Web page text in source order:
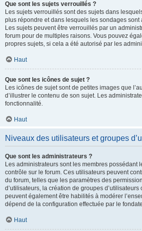
Que sont les sujets verrouillés ?
Les sujets verrouillés sont des sujets dans
plus répondre et dans lesquels les sondages sont
Les sujets peuvent être verrouillés par un
forum pour de multiples raisons. Vous pouvez
propres sujets, si cela a été autorisé par les
Haut
Que sont les icônes de sujet ?
Les icônes de sujet sont de petites images que
d’illustrer le contenu de son sujet. Les
fonctionnalité.
Haut
Niveaux des utilisateurs et groupes
Que sont les administrateurs ?
Les administrateurs sont les membres possédant
contrôle sur le forum. Ces utilisateurs peuvent
du forum, telles que les paramètres des
d’utilisateurs, la création de groupes
peuvent également être habilités à modérer
dépend de la configuration effectuée par le
Haut